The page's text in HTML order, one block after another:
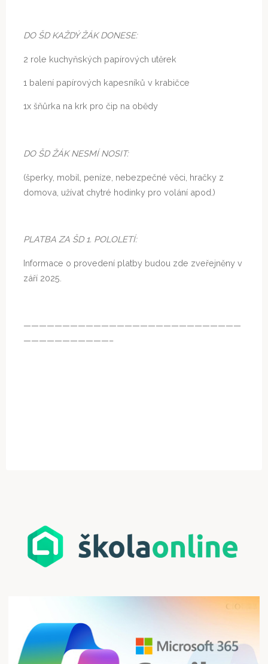
DO ŠD KAŽDÝ ŽÁK DONESE:
2 role kuchyňských papírových utěrek
1 balení papírových kapesníků v krabičce
1x šňůrka na krk pro čip na obědy
DO ŠD ŽÁK NESMÍ NOSIT:
(šperky, mobil, peníze, nebezpečné věci, hračky z
domova, užívat chytré hodinky pro volání apod.)
PLATBA ZA ŠD 1. POLOLETÍ:
Informace o provedení platby budou zde zveřejněny v
září 2025.
————————————————————————————
———————————–